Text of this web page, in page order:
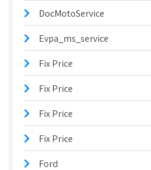
DocMotoService
Evpa_ms_service
Fix Price
Fix Price
Fix Price
Fix Price
Ford